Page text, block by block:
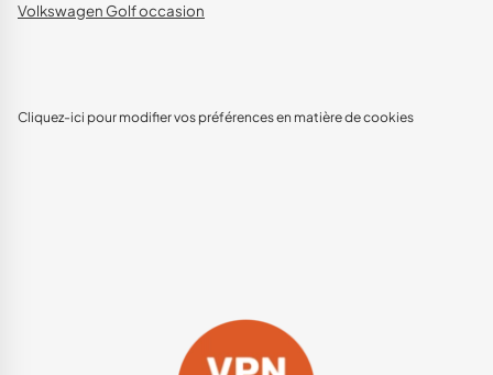
Volkswagen Golf occasion
Cliquez-ici pour modifier vos préférences en matière de cookies